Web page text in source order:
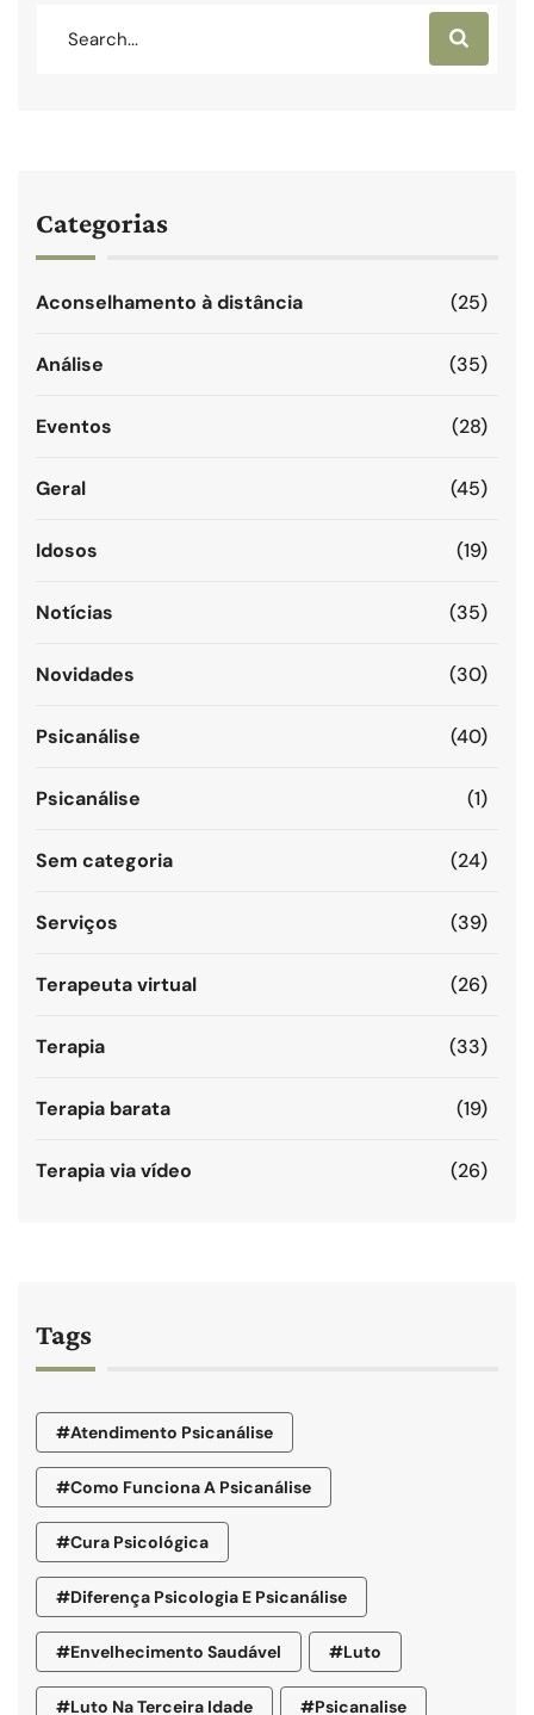
Categorias
Aconselhamento à distância (25)
Análise (35)
Eventos (28)
Geral (45)
Idosos (19)
Notícias (35)
Novidades (30)
Psicanálise (40)
Psicanálise (1)
Sem categoria (24)
Serviços (39)
Terapeuta virtual (26)
Terapia (33)
Terapia barata (19)
Terapia via vídeo (26)
Tags
#atendimento Psicanálise
#como Funciona A Psicanálise
#cura Psicológica
#diferença Psicologia E Psicanálise
#envelhecimento Saudável #luto
#luto Na Terceira Idade #psicanalise